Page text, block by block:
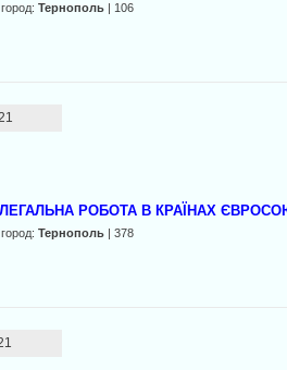
город: Тернополь| 106
ЛЕГАЛЬНА РОБОТА В КРАЇНАХ
город: Тернополь| 378